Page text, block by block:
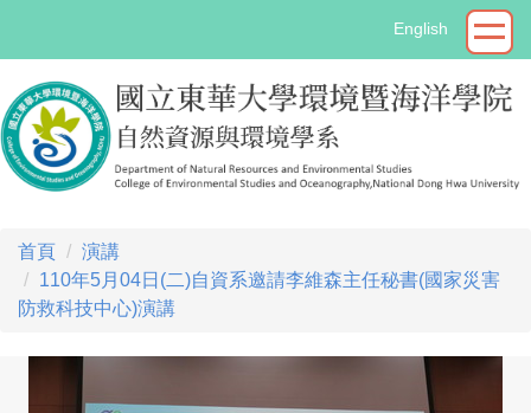
要
內
容
區
English
首頁
演講
110年5月04日(二)自資系邀請李維森主任秘書(國家災害
防救科技中心)演講